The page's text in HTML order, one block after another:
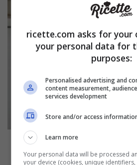
NOTIZIE
ricette.com asks for your
your personal data for
purposes:
Personalised advertising and
content measurement,
services development
Store and/or access
Learn more
Your personal data will be processed
your device (cookies, unique